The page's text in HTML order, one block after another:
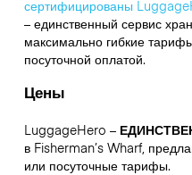
сертифицированы
– единственный сервис
максимально гибкие
посуточной оплатой.
Цены
LuggageHero –
в Fisherman’s Wharf,
или посуточные тарифы.